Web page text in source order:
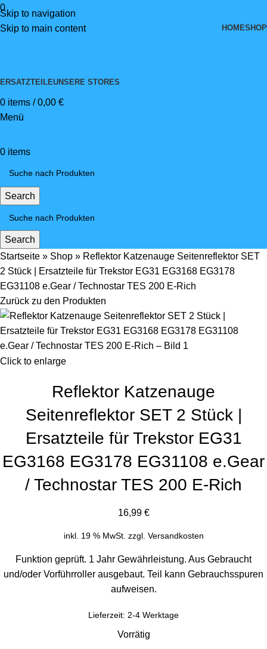
Skip to navigation
Skip to main content
0
HOMESHOP
ERSATZTEILEUNSERE STORES
0 items / 0,00 €
Menü
0 items
Search
Search
Startseite » Shop » Reflektor Katzenauge Seitenreflektor SET
2 Stück | Ersatzteile für Trekstor EG31 EG3168 EG3178
EG31108 e.Gear / Technostar TES 200 E-Rich
Zurück zu den Produkten
Click to enlarge
Reflektor Katzenauge
Seitenreflektor SET 2 Stück |
Ersatzteile für Trekstor EG31
EG3168 EG3178 EG31108 e.Gear
/ Technostar TES 200 E-Rich
16,99 €
inkl. 19 % MwSt. zzgl. Versandkosten
Funktion geprüft. 1 Jahr Gewährleistung. Aus Gebraucht
und/oder Vorführroller ausgebaut. Teil kann Gebrauchsspuren
aufweisen.
Lieferzeit: 2-4 Werktage
Vorrätig